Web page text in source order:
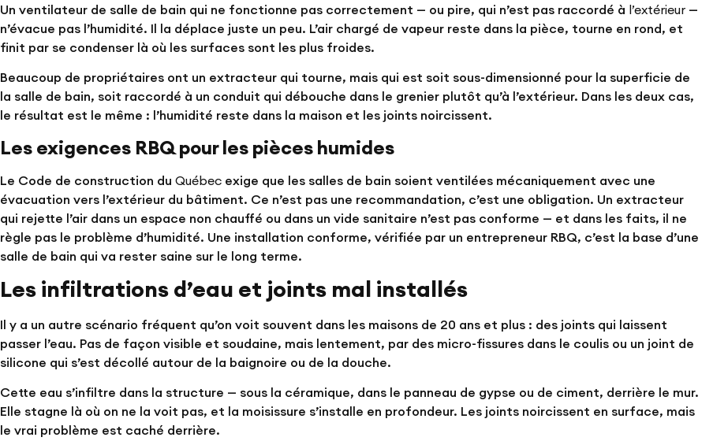
Un ventilateur de salle de bain qui ne fonctionne pas correctement — ou pire, qui n’est pas raccordé à l’extérieur —
n’évacue pas l’humidité. Il la déplace juste un peu. L’air chargé de vapeur reste dans la pièce, tourne en rond, et
finit par se condenser là où les surfaces sont les plus froides.
Beaucoup de propriétaires ont un extracteur qui tourne, mais qui est soit sous-dimensionné pour la superficie de
la salle de bain, soit raccordé à un conduit qui débouche dans le grenier plutôt qu’à l’extérieur. Dans les deux cas,
le résultat est le même : l’humidité reste dans la maison et les joints noircissent.
Les exigences RBQ pour les pièces humides
Le Code de construction duQuébec exige que les salles de bain soient ventilées mécaniquement avec une
évacuation vers l’extérieur du bâtiment. Ce n’est pas une recommandation, c’est une obligation. Un extracteur
qui rejette l’air dans un espace non chauffé ou dans un vide sanitaire n’est pas conforme — et dans les faits, il ne
règle pas le problème d’humidité. Une installation conforme, vérifiée par un entrepreneur RBQ, c’est la base d’une
salle de bain qui va rester saine sur le long terme.
Les infiltrations d’eau et joints mal installés
Il y a un autre scénario fréquent qu’on voit souvent dans les maisons de 20 ans et plus : des joints qui laissent
passer l’eau. Pas de façon visible et soudaine, mais lentement, par des micro-fissures dans le coulis ou un joint de
silicone qui s’est décollé autour de la baignoire ou de la douche.
Cette eau s’infiltre dans la structure — sous la céramique, dans le panneau de gypse ou de ciment, derrière le mur.
Elle stagne là où on ne la voit pas, et la moisissure s’installe en profondeur. Les joints noircissent en surface, mais
le vrai problème est caché derrière.